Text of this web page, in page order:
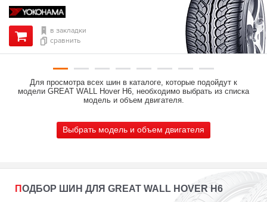
в закладки
сравнить
Для просмотра всех шин в каталоге, которые подойдут к
модели GREAT WALL Hover H6, необходимо выбрать из списка
модель и объем двигателя.
Выбрать модель и объем двигателя
ПОДБОР ШИН ДЛЯ GREAT WALL HOVER H6